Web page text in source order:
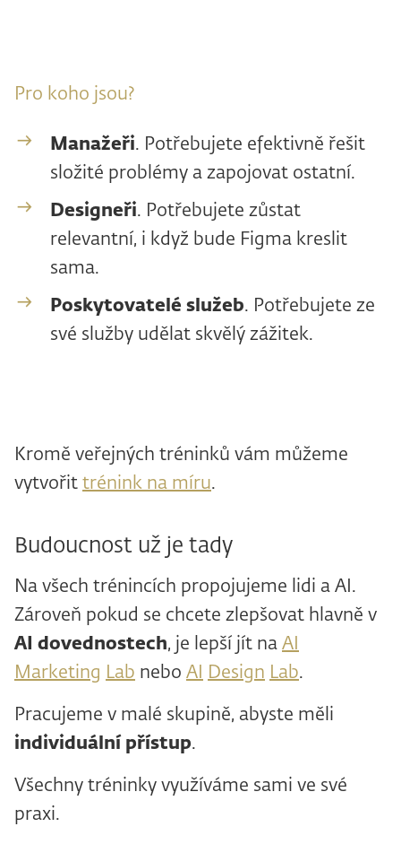
Pro koho jsou?
Manažeři. Potřebujete efektivně řešit
složité problémy a zapojovat ostatní.
Designeři. Potřebujete zůstat
relevantní, i když bude Figma kreslit
sama.
Poskytovatelé služeb. Potřebujete ze
své služby udělat skvělý zážitek.
Kromě veřejných tréninků vám můžeme
vytvořit trénink na míru.
Budoucnost už je tady
Na všech trénincích propojujeme lidi a AI.
Zároveň pokud se chcete zlepšovat hlavně v
AI dovednostech, je lepší jít na AI
Marketing Lab nebo AI Design Lab.
Pracujeme v malé skupině, abyste měli
individuální přístup.
Všechny tréninky využíváme sami ve své
praxi.